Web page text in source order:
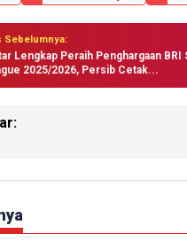
Sebelumnya:
Lengkap Peraih Penghargaan BRI
2025/2026, Persib Cetak...